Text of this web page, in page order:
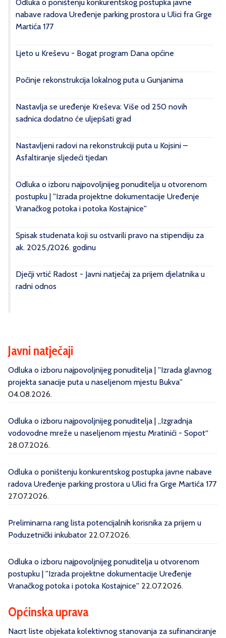
Odluka o poništenju konkurentskog postupka javne
nabave radova Uređenje parking prostora u Ulici fra Grge
Martića 177
Ljeto u Kreševu - Bogat program Dana općine
Počinje rekonstrukcija lokalnog puta u Gunjanima
Nastavlja se uređenje Kreševa: Više od 250 novih
sadnica dodatno će uljepšati grad
Nastavljeni radovi na rekonstrukciji puta u Kojsini –
Asfaltiranje sljedeći tjedan
Odluka o izboru najpovoljnijeg ponuditelja u otvorenom
postupku | ''Izrada projektne dokumentacije Uređenje
Vranačkog potoka i potoka Kostajnice''
Spisak studenata koji su ostvarili pravo na stipendiju za
ak. 2025./2026. godinu
Dječji vrtić Radost - Javni natječaj za prijem djelatnika u
radni odnos
Javni natječaji
Odluka o izboru najpovoljnijeg ponuditelja | ''Izrada glavnog
projekta sanacije puta u naseljenom mjestu Bukva''
04.08.2026.
Odluka o izboru najpovoljnijeg ponuditelja | „Izgradnja
vodovodne mreže u naseljenom mjestu Mratinići - Sopot“
28.07.2026.
Odluka o poništenju konkurentskog postupka javne nabave
radova Uređenje parking prostora u Ulici fra Grge Martića 177
27.07.2026.
Preliminarna rang lista potencijalnih korisnika za prijem u
Poduzetnički inkubator 22.07.2026.
Odluka o izboru najpovoljnijeg ponuditelja u otvorenom
postupku | ''Izrada projektne dokumentacije Uređenje
Vranačkog potoka i potoka Kostajnice'' 22.07.2026.
Općinska uprava
Nacrt liste objekata kolektivnog stanovanja za sufinanciranje